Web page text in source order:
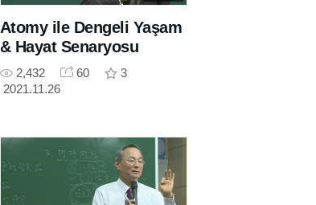
Atomy ile Dengeli Yaşam
& Hayat Senaryosu
2,432 60
3
2021.11.26